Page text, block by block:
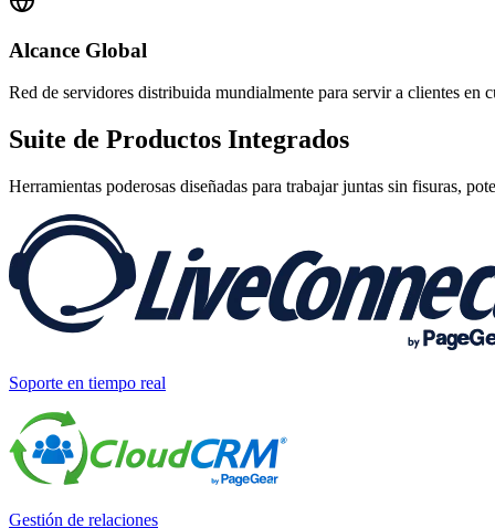
Alcance Global
Red de servidores distribuida mundialmente para servir a clientes en
Suite de Productos Integrados
Herramientas poderosas diseñadas para trabajar juntas sin fisuras,
Soporte en tiempo real
Gestión de relaciones